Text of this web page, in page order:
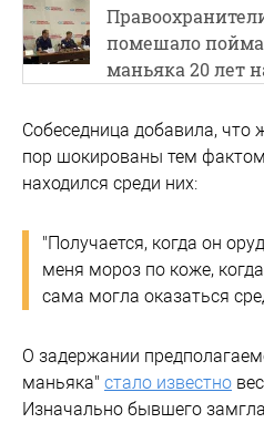
помешало
маньяка 20 лет
Собеседница добавила, что
пор шокированы тем
находился среди них:
"Получается, когда он
меня мороз по коже,
сама могла оказаться
О задержании
маньяка" стало известно
Изначально бывшего